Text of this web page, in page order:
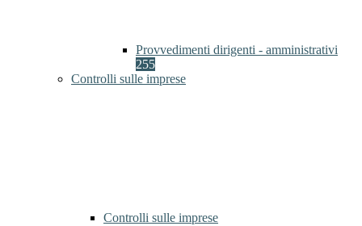
Provvedimenti dirigenti - amministrativi
255
Controlli sulle imprese
Controlli sulle imprese